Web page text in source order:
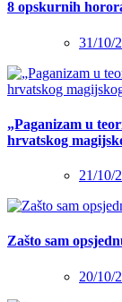
8 opskurnih
31/10/
„Paganizam u
hrvatskog
21/10/
Zašto sam
20/10/